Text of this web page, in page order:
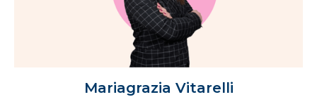
Mariagrazia Vitarelli